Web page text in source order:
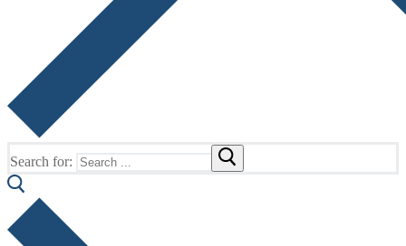
Search for: